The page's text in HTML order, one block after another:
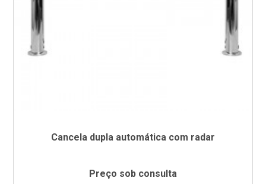
Cancela dupla automática com radar
Preço sob consulta